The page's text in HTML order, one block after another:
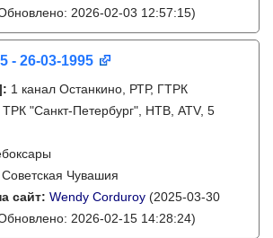
2026-02-03 12:57:15)
- 26-03-1995
: 1 канал Останкино, РТР, ГТРК
"Санкт-Петербург", НТВ, ATV, 5
Советская Чувашия
сайт: Wendy Corduroy (2025-03-30
2026-02-15 14:28:24)